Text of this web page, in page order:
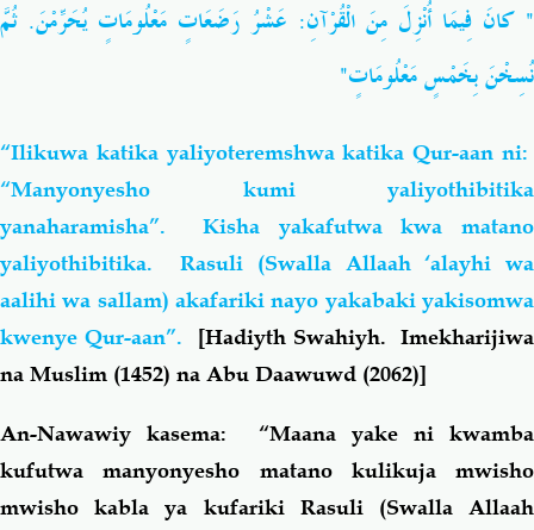
" كانَ فِيمَا أُنْزِلَ مِنَ الْقُرْآنِ: عَشْرُ رَضَعَاتٍ مَعْلُومَاتٍ يُحَرِّمْنَ. ثُمَّ
نُسِخْنَ بِخَمْسٍ مَعْلُومَاتٍ"
“Ilikuwa katika yaliyoteremshwa katika Qur-aan ni:
“Manyonyesho kumi yaliyothibitika
yanaharamisha”. Kisha yakafutwa kwa matano
yaliyothibitika. Rasuli (Swalla Allaah ‘alayhi wa
aalihi wa sallam) akafariki nayo yakabaki yakisomwa
kwenye Qur-aan”. [Hadiyth Swahiyh. Imekharijiwa
na Muslim (1452) na Abu Daawuwd (2062)]
An-Nawawiy kasema: “Maana yake ni kwamba
kufutwa manyonyesho matano kulikuja mwisho
mwisho kabla ya kufariki Rasuli (Swalla Allaah